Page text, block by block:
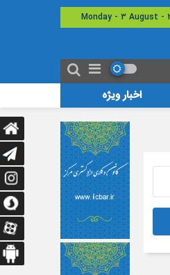
اخبار ویژه
می‌مانند